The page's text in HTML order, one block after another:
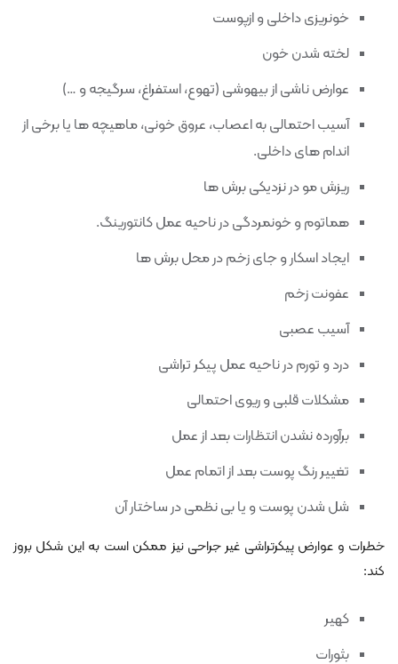
خونریزی داخلی و ازپوست
لخته شدن خون
عوارض ناشی از بیهوشی (تهوع، استفراغ، سرگیجه و …)
آسیب احتمالی به اعصاب، عروق خونی، ماهیچه ها یا برخی از
اندام های داخلی.
ریزش مو در نزدیکی برش ها
هماتوم و خونمردگی در ناحیه عمل کانتورینگ.
ایجاد اسکار و جای زخم در محل برش ها
عفونت زخم
آسیب عصبی
درد و تورم در ناحیه عمل پیکر تراشی
مشکلات قلبی و ریوی احتمالی
برآورده نشدن انتظارات بعد از عمل
تغییر رنگ پوست بعد از اتمام عمل
شل شدن پوست و یا بی نظمی در ساختار آن
خطرات و عوارض پیکرتراشی غیر جراحی نیز ممکن است به این شکل بروز
کند:
کهیر
بثورات